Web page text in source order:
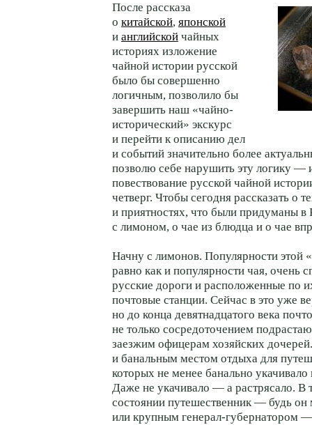
После рассказа
о китайской, японской
и английской чайных
историях изложение
чайной истории русской
было бы совершенно
логичным, позволило бы
завершить наш «чайно-
исторический» экскурс
и перейти к описанию дел
и событий значительно более
позволю себе нарушить эту логику —
повествование русской чайной
четверг. Чтобы сегодня рассказать о
и приятностях, что были придуманы в
с лимоном, о чае из блюдца и о чае
Начну с лимонов. Популярности этой
равно как и популярности чая, очень
русские дороги и расположенные по
почтовые станции. Сейчас в это уже
но до конца девятнадцатого века
не только сосредоточением
заезжим офицерам хозяйских
и банальным местом отдыха для
которых не менее банально
Даже не укачивало — а растрясало. В
состоянии путешественник — будь
или крупным генерал-губернатором —